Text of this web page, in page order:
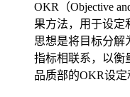
OKR（Objective
果方法，用于设定
思想是将目标分解
指标相联系，以衡
品质部的OKR设定